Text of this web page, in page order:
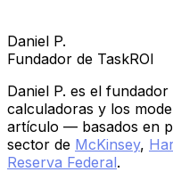
Daniel P.
Fundador de TaskROI
Daniel P. es el
calculadoras y los
artículo — basados en
sector de McKinsey,
Reserva Federal.